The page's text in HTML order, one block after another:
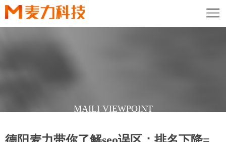
MAILI VIEWPOINT